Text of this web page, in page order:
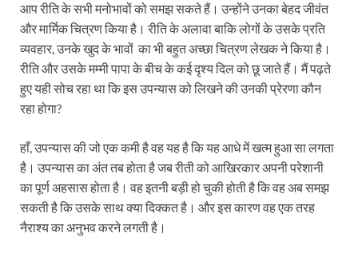
आप रीति के सभी मनोभावों को समझ सकते हैं। उन्होंने उनका बेहद जीवंत
और मार्मिक चित्रण किया है। रीति के अलावा बाकि लोगों के उसके प्रति
व्यवहार, उनके खुद के भावों का भी बहुत अच्छा चित्रण लेखक ने किया है।
रीति और उसके मम्मी पापा के बीच के कई दृश्य दिल को छू जाते हैं। मैं पढ़ते
हुए यही सोच रहा था कि इस उपन्यास को लिखने की उनकी प्रेरणा कौन
रहा होगा?
हाँ, उपन्यास की जो एक कमी है वह यह है कि यह आधे में खत्म हुआ सा लगता
है। उपन्यास का अंत तब होता है जब रीती को आखिरकार अपनी परेशानी
का पूर्ण अहसास होता है। वह इतनी बड़ी हो चुकी होती है कि वह अब समझ
सकती है कि उसके साथ क्या दिक्कत है। और इस कारण वह एक तरह
नैराश्य का अनुभव करने लगती है।